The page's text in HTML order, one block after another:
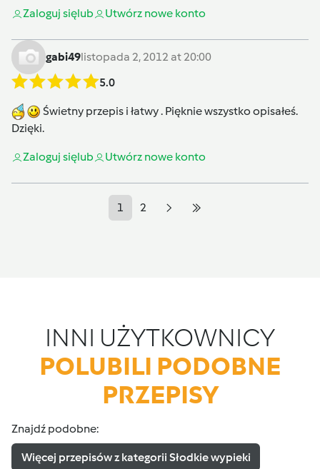
Zaloguj sięlub Utwórz nowe konto
gabi49listopada 2, 2012 at 20:00
5.0
Świetny przepis i łatwy . Pięknie wszystko opisałeś.
Dzięki.
Zaloguj sięlub Utwórz nowe konto
1 2
INNI UŻYTKOWNICY
POLUBILI PODOBNE
PRZEPISY
Znajdź podobne:
Więcej przepisów z kategorii Słodkie wypieki